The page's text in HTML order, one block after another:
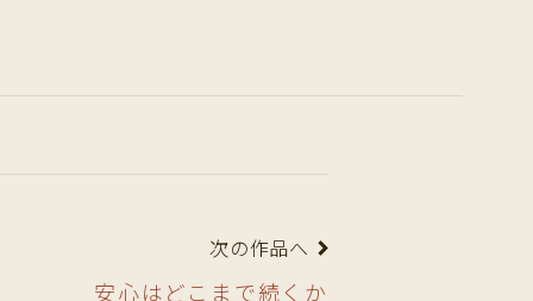
次の作品へ
安心はどこまで続くか